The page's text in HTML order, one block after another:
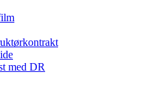
med DR